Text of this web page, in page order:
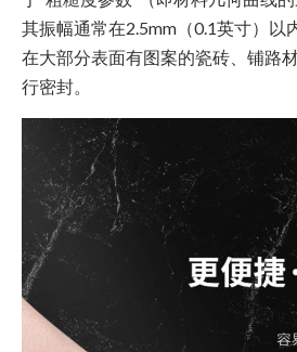
其振幅通常在2.5mm（0.1英寸）以
在大部分表面有图案的瓷砖、铺路
行密封。